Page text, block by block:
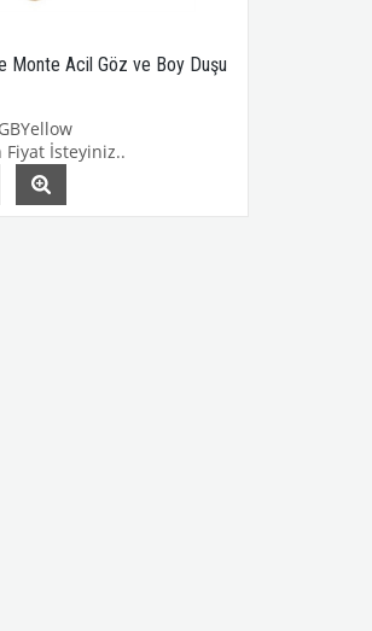
Monte Acil Göz ve Boy Duşu
Fiyat İsteyiniz..